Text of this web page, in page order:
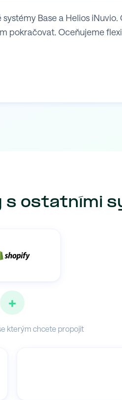
Base a Helios
pokračovat. Oceňujeme
ostatními
+
kterým chcete propojit